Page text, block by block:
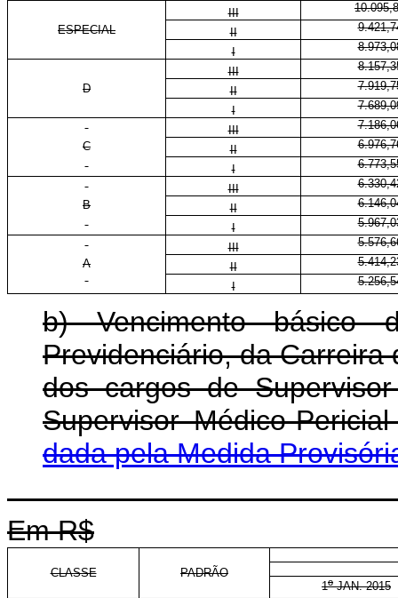
ESPECIAL
III
II
I
D
III
II
I
III
C
II
I
III
B
II
I
III
A
II
I
b) Vencimento básico
Previdenciário, da Carreira
dos cargos de
Supervisor Médico-
dada pela Medida
Em R$
CLASSE
PADRÃO
1oJAN. 2015